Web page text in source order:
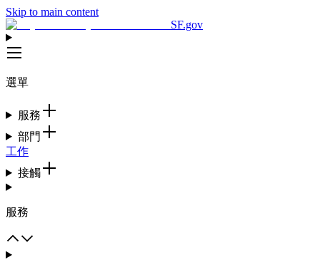
Skip to main content
SF.gov
選單
服務
部門
工作
接觸
服務